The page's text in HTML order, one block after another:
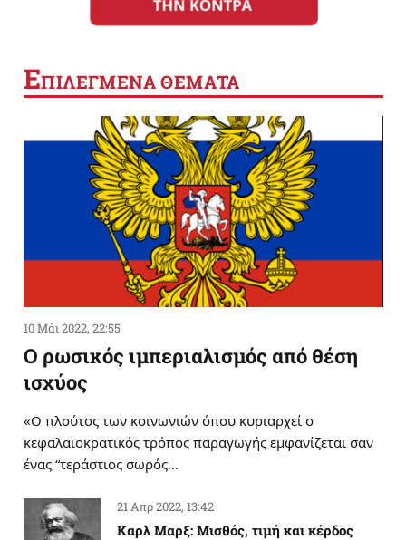
ΕΠΙΛΕΓΜΕΝΑ ΘΕΜΑΤΑ
10 Μάι 2022, 22:55
Ο ρωσικός ιμπεριαλισμός από θέση
ισχύος
«Ο πλούτος των κοινωνιών όπου κυριαρχεί ο
κεφαλαιοκρατικός τρόπος παραγωγής εμφανίζεται σαν
ένας “τεράστιος σωρός…
21 Απρ 2022, 13:42
Καρλ Μαρξ: Μισθός, τιμή και κέρδος